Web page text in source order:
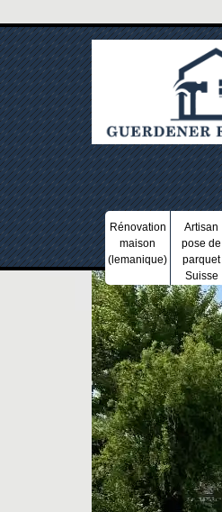
Rénovation
maison
(lemanique)
Artisan
pose de
parquet
Suisse